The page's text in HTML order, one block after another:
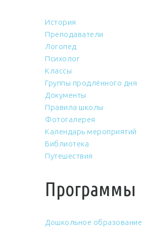
История
Преподаватели
Логопед
Психолог
Классы
Группы продлённого дня
Документы
Правила школы
Фотогалерея
Календарь мероприятий
Библиотека
Путешествия
Программы
Дошкольное образование